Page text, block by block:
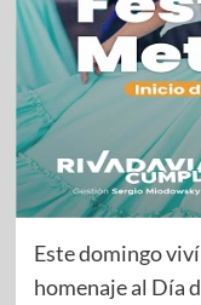
Este domingo
homenaje al Día